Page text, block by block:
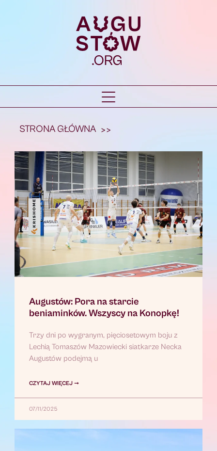
STRONA GŁÓWNA >>
Augustów: Pora na starcie
beniaminków. Wszyscy na Konopkę!
Trzy dni po wygranym, pięciosetowym boju z
Lechią Tomaszów Mazowiecki siatkarze Necka
Augustów podejmą u
CZYTAJ WIĘCEJ ➞
07/11/2025